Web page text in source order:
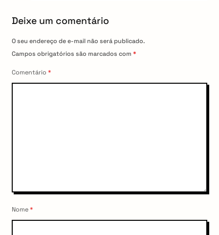
Deixe um comentário
O seu endereço de e-mail não será publicado.
Campos obrigatórios são marcados com *
Comentário *
Nome*